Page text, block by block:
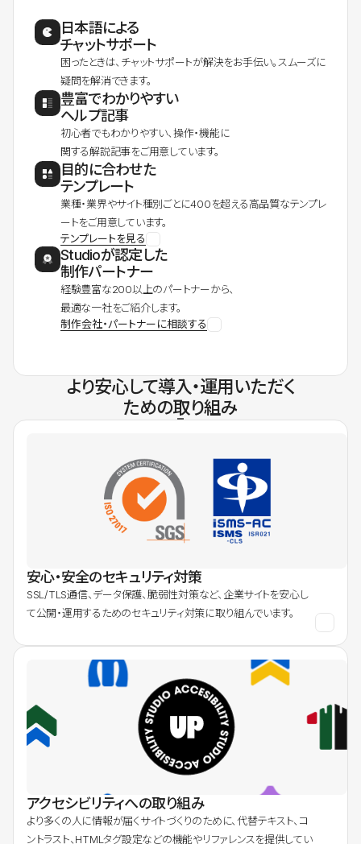
日本語による
チャットサポート
困ったときは、チャットサポートが解決をお手伝い。スムーズに
疑問を解消できます。
豊富でわかりやすい
ヘルプ記事
初心者でもわかりやすい、操作・機能に
関する解説記事をご用意しています。
目的に合わせた
テンプレート
業種・業界やサイト種別ごとに400を超える高品質なテンプレ
ートをご用意しています。
テンプレートを見る
Studioが認定した
制作パートナー
経験豊富な200以上のパートナーから、
最適な一社をご紹介します。
制作会社・パートナーに相談する
より安心して導入・運用いただく
ための取り組み
安心・安全のセキュリティ対策
SSL/TLS通信、データ保護、脆弱性対策など、企業サイトを安心し
て公開・運用するためのセキュリティ対策に取り組んでいます。
アクセシビリティへの取り組み
より多くの人に情報が届くサイトづくりのために、代替テキスト、コ
ントラスト、HTMLタグ設定などの機能やリファレンスを提供してい